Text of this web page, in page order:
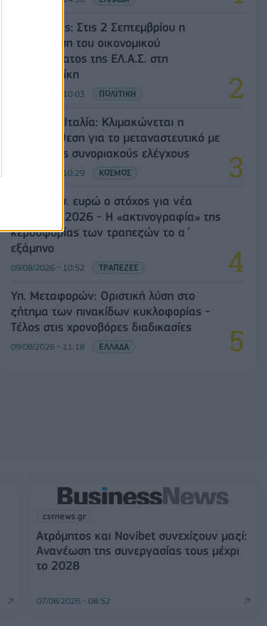
Αλ. Τσίπρας: Στις 2 Σεπτεμβρίου η
παρουσίαση του οικονομικού
προγράμματος της ΕΛ.Α.Σ. στη
Θεσσαλονίκη
09/08/2026 - 10:03 ΠΟΛΙΤΙΚΗ
Ισπανία – Ιταλία: Κλιμακώνεται η
αντιπαράθεση για το μεταναστευτικό με
αμοιβαίους συνοριακούς ελέγχους
09/08/2026 - 10:29 ΚΟΣΜΟΣ
Στα 15 δισ. ευρώ ο στόχος για νέα
δάνεια το 2026 - Η «ακτινογραφία» της
κερδοφορίας των τραπεζών το α΄
εξάμηνο
09/08/2026 - 10:52 ΤΡΑΠΕΖΕΣ
Υπ. Μεταφορών: Οριστική λύση στο
ζήτημα των πινακίδων κυκλοφορίας -
Τέλος στις χρονοβόρες διαδικασίες
09/08/2026 - 11:18 ΕΛΛΑΔΑ
csrnews.gr
Ατρόμητος και Novibet συνεχίζουν μαζί:
Ανανέωση της συνεργασίας τους μέχρι
το 2028
07/08/2026 - 08:52